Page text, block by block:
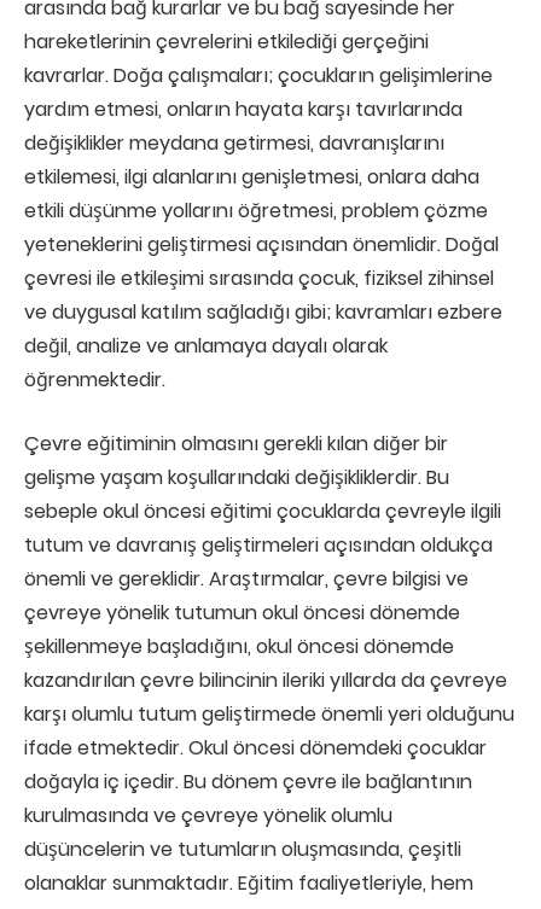
arasında bağ kurarlar ve bu bağ sayesinde her
hareketlerinin çevrelerini etkilediği gerçeğini
kavrarlar. Doğa çalışmaları; çocukların gelişimlerine
yardım etmesi, onların hayata karşı tavırlarında
değişiklikler meydana getirmesi, davranışlarını
etkilemesi, ilgi alanlarını genişletmesi, onlara daha
etkili düşünme yollarını öğretmesi, problem çözme
yeteneklerini geliştirmesi açısından önemlidir. Doğal
çevresi ile etkileşimi sırasında çocuk, fiziksel zihinsel
ve duygusal katılım sağladığı gibi; kavramları ezbere
değil, analize ve anlamaya dayalı olarak
öğrenmektedir.
Çevre eğitiminin olmasını gerekli kılan diğer bir
gelişme yaşam koşullarındaki değişikliklerdir. Bu
sebeple okul öncesi eğitimi çocuklarda çevreyle ilgili
tutum ve davranış geliştirmeleri açısından oldukça
önemli ve gereklidir. Araştırmalar, çevre bilgisi ve
çevreye yönelik tutumun okul öncesi dönemde
şekillenmeye başladığını, okul öncesi dönemde
kazandırılan çevre bilincinin ileriki yıllarda da çevreye
karşı olumlu tutum geliştirmede önemli yeri olduğunu
ifade etmektedir. Okul öncesi dönemdeki çocuklar
doğayla iç içedir. Bu dönem çevre ile bağlantının
kurulmasında ve çevreye yönelik olumlu
düşüncelerin ve tutumların oluşmasında, çeşitli
olanaklar sunmaktadır. Eğitim faaliyetleriyle, hem